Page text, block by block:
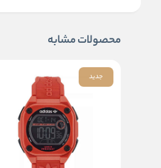
محصولات مشابه
جدید